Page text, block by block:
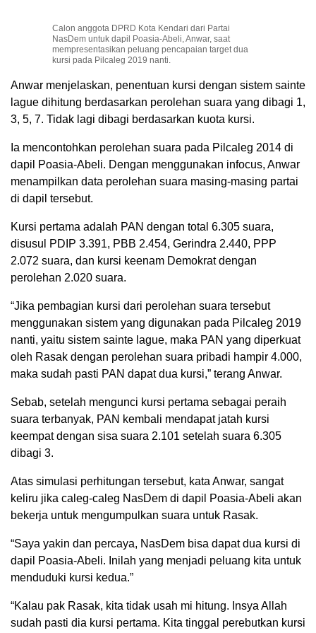
Calon anggota DPRD Kota Kendari dari Partai
NasDem untuk dapil Poasia-Abeli, Anwar, saat
mempresentasikan peluang pencapaian target dua
kursi pada Pilcaleg 2019 nanti.
Anwar menjelaskan, penentuan kursi dengan sistem sainte
lague dihitung berdasarkan perolehan suara yang dibagi 1,
3, 5, 7. Tidak lagi dibagi berdasarkan kuota kursi.
Ia mencontohkan perolehan suara pada Pilcaleg 2014 di
dapil Poasia-Abeli. Dengan menggunakan infocus, Anwar
menampilkan data perolehan suara masing-masing partai
di dapil tersebut.
Kursi pertama adalah PAN dengan total 6.305 suara,
disusul PDIP 3.391, PBB 2.454, Gerindra 2.440, PPP
2.072 suara, dan kursi keenam Demokrat dengan
perolehan 2.020 suara.
“Jika pembagian kursi dari perolehan suara tersebut
menggunakan sistem yang digunakan pada Pilcaleg 2019
nanti, yaitu sistem sainte lague, maka PAN yang diperkuat
oleh Rasak dengan perolehan suara pribadi hampir 4.000,
maka sudah pasti PAN dapat dua kursi,” terang Anwar.
Sebab, setelah mengunci kursi pertama sebagai peraih
suara terbanyak, PAN kembali mendapat jatah kursi
keempat dengan sisa suara 2.101 setelah suara 6.305
dibagi 3.
Atas simulasi perhitungan tersebut, kata Anwar, sangat
keliru jika caleg-caleg NasDem di dapil Poasia-Abeli akan
bekerja untuk mengumpulkan suara untuk Rasak.
“Saya yakin dan percaya, NasDem bisa dapat dua kursi di
dapil Poasia-Abeli. Inilah yang menjadi peluang kita untuk
menduduki kursi kedua.”
“Kalau pak Rasak, kita tidak usah mi hitung. Insya Allah
sudah pasti dia kursi pertama. Kita tinggal perebutkan kursi